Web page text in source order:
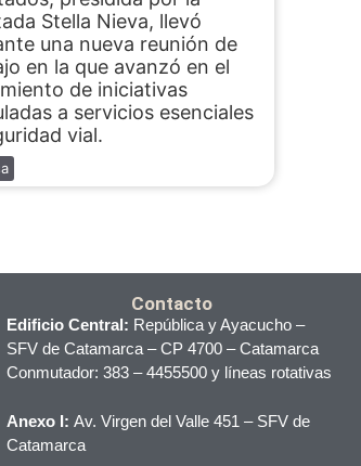
Stella Nieva, llevó
una nueva reunión de
en la que avanzó en el
de iniciativas
a servicios esenciales
vial.
Contacto
Edificio Central: República y Ayacucho –
SFV de Catamarca – CP 4700 – Catamarca
Conmutador: 383 – 4455500 y líneas rotativas
Anexo I: Av. Virgen del Valle 451 – SFV de
Catamarca